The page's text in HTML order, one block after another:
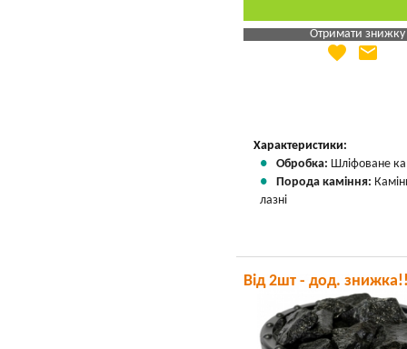
Отримати знижку
Яка Ваша ціна
favorite email
Характеристики:
Обробка: Шліфоване
Порода каміння:
лазні
Від 2шт - дод.